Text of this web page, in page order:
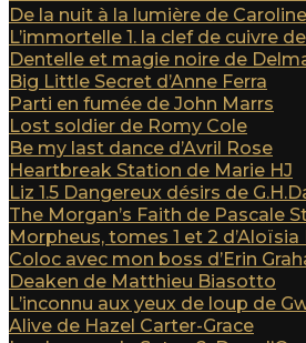
De la nuit à la lumière de
L’immortelle 1. la clef de cuivre
Dentelle et magie noire de
Big Little Secret d’Anne Ferra
Parti en fumée de John Marrs
Lost soldier de Romy Cole
Be my last dance d’Avril Rose
Heartbreak Station de Marie HJ
Liz 1.5 Dangereux désirs de
The Morgan’s Faith de Pascale
Morpheus, tomes 1 et 2
Coloc avec mon boss d’Erin
Deaken de Matthieu Biasotto
L’inconnu aux yeux de loup de
Alive de Hazel Carter-Grace